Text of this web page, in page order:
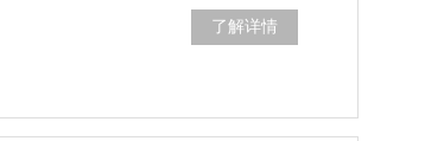
了解详情